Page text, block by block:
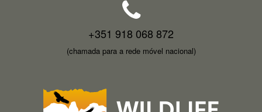
+351 918 068 872
(chamada para a rede móvel nacional)